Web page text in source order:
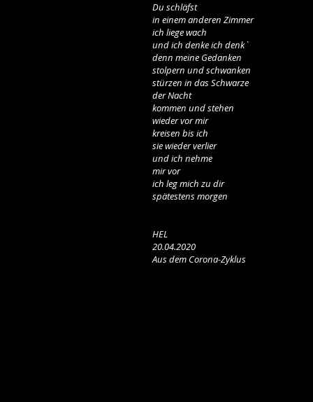
Du schläfst
in einem anderen Zimmer
ich liege wach
und ich denke ich denk`
denn meine Gedanken
stolpern und schwanken
stürzen in das Schwarze
der Nacht
kommen und stehen
wieder vor mir
kreisen bis ich
sie wieder verlier
und ich nehme
mir vor
ich leg mich zu dir
spätestens morgen
HEL
20.04.2020
Aus dem Corona-Zyklus